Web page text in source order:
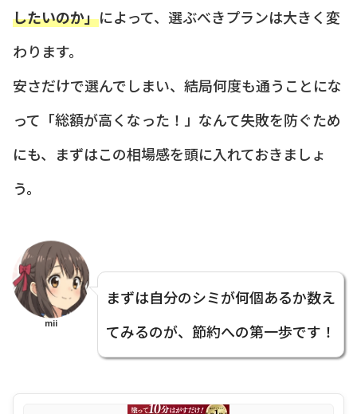
したいのか」によって、選ぶべきプランは大きく変
わります。
安さだけで選んでしまい、結局何度も通うことにな
って「総額が高くなった！」なんて失敗を防ぐため
にも、まずはこの相場感を頭に入れておきましょ
う。
mii
まずは自分のシミが何個あるか数え
てみるのが、節約への第一歩です！